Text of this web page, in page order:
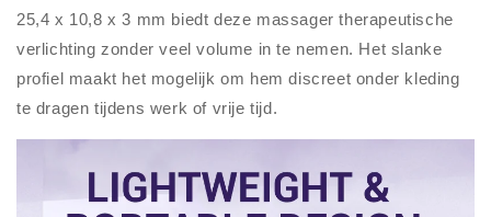
25,4 x 10,8 x 3 mm biedt deze massager therapeutische
verlichting zonder veel volume in te nemen. Het slanke
profiel maakt het mogelijk om hem discreet onder kleding
te dragen tijdens werk of vrije tijd.